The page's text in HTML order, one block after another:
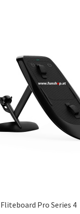
Fliteboard Pro Series 4